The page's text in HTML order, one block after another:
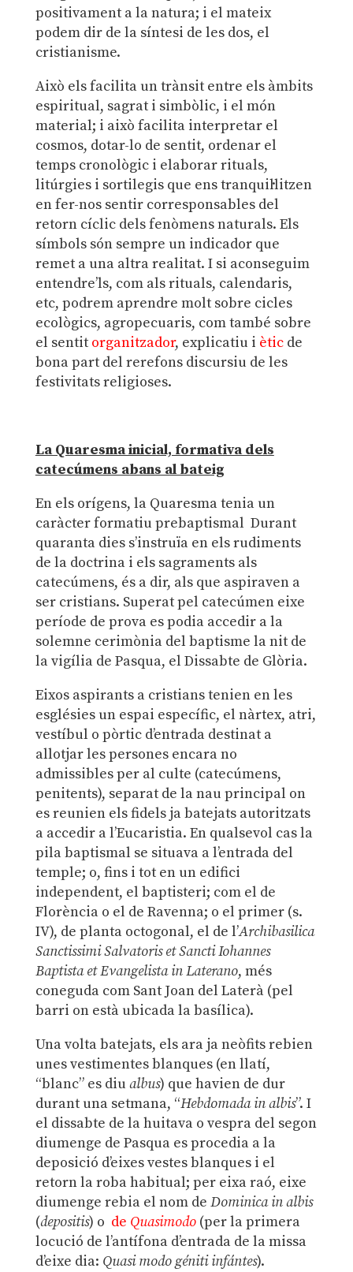
positivament a la natura; i el mateix
podem dir de la síntesi de les dos, el
cristianisme.
Això els facilita un trànsit entre els àmbits
espiritual, sagrat i simbòlic, i el món
material; i això facilita interpretar el
cosmos, dotar-lo de sentit, ordenar el
temps cronològic i elaborar rituals,
litúrgies i sortilegis que ens tranquil·litzen
en fer-nos sentir corresponsables del
retorn cíclic dels fenòmens naturals. Els
símbols són sempre un indicador que
remet a una altra realitat. I si aconseguim
entendre’ls, com als rituals, calendaris,
etc, podrem aprendre molt sobre cicles
ecològics, agropecuaris, com també sobre
el sentit organitzador, explicatiu i èticde
bona part del rerefons discursiu de les
festivitats religioses.
La Quaresma inicial, formativa dels
catecúmens abans al bateig
En els orígens, la Quaresma tenia un
caràcter formatiu prebaptismal Durant
quaranta dies s’instruïa en els rudiments
de la doctrina i els sagraments als
catecúmens, és a dir, als que aspiraven a
ser cristians. Superat pel catecúmen eixe
període de prova es podia accedir a la
solemne cerimònia del baptisme la nit de
la vigília de Pasqua, el Dissabte de Glòria.
Eixos aspirants a cristians tenien en les
esglésies un espai específic, el nàrtex, atri,
vestíbul o pòrtic d’entrada destinat a
allotjar les persones encara no
admissibles per al culte (catecúmens,
penitents), separat de la nau principal on
es reunien els fidels ja batejats autoritzats
a accedir a l’Eucaristia. En qualsevol cas la
pila baptismal se situava a l’entrada del
temple; o, fins i tot en un edifici
independent, el baptisteri; com el de
Florència o el de Ravenna; o el primer (s.
IV), de planta octogonal, el de l’Archibasilica
Sanctissimi Salvatoris et Sancti Iohannes
Baptista et Evangelista in Laterano, més
coneguda com Sant Joan del Laterà (pel
barri on està ubicada la basílica).
Una volta batejats, els ara ja neòfits rebien
unes vestimentes blanques (en llatí,
“blanc” es diu albus) que havien de dur
durant una setmana, “Hebdomada in albis”. I
el dissabte de la huitava o vespra del segon
diumenge de Pasqua es procedia a la
deposició d’eixes vestes blanques i el
retorn la roba habitual; per eixa raó, eixe
diumenge rebia el nom de Dominica in albis
(depositis) o de Quasimodo(per la primera
locució de l’antífona d’entrada de la missa
d’eixe dia: Quasi modo géniti infántes).